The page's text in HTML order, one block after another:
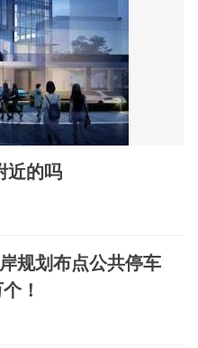
近的吗
规划布点公共停车
！